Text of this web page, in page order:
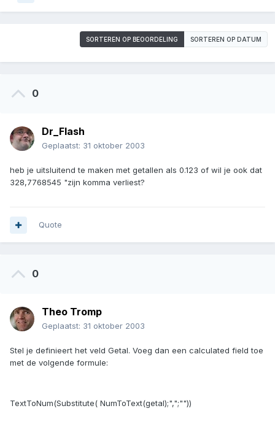
SORTEREN OP BEOORDELING SORTEREN OP DATUM
0
Dr_Flash
Geplaatst: 31 oktober 2003
heb je uitsluitend te maken met getallen als 0.123 of wil je ook dat
328,7768545 "zijn komma verliest?
Quote
0
Theo Tromp
Geplaatst: 31 oktober 2003
Stel je definieert het veld Getal. Voeg dan een calculated field toe
met de volgende formule:
TextToNum(Substitute( NumToText(getal);",";""))